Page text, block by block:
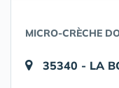
MICRO-CRÈCHE
35340 - LA